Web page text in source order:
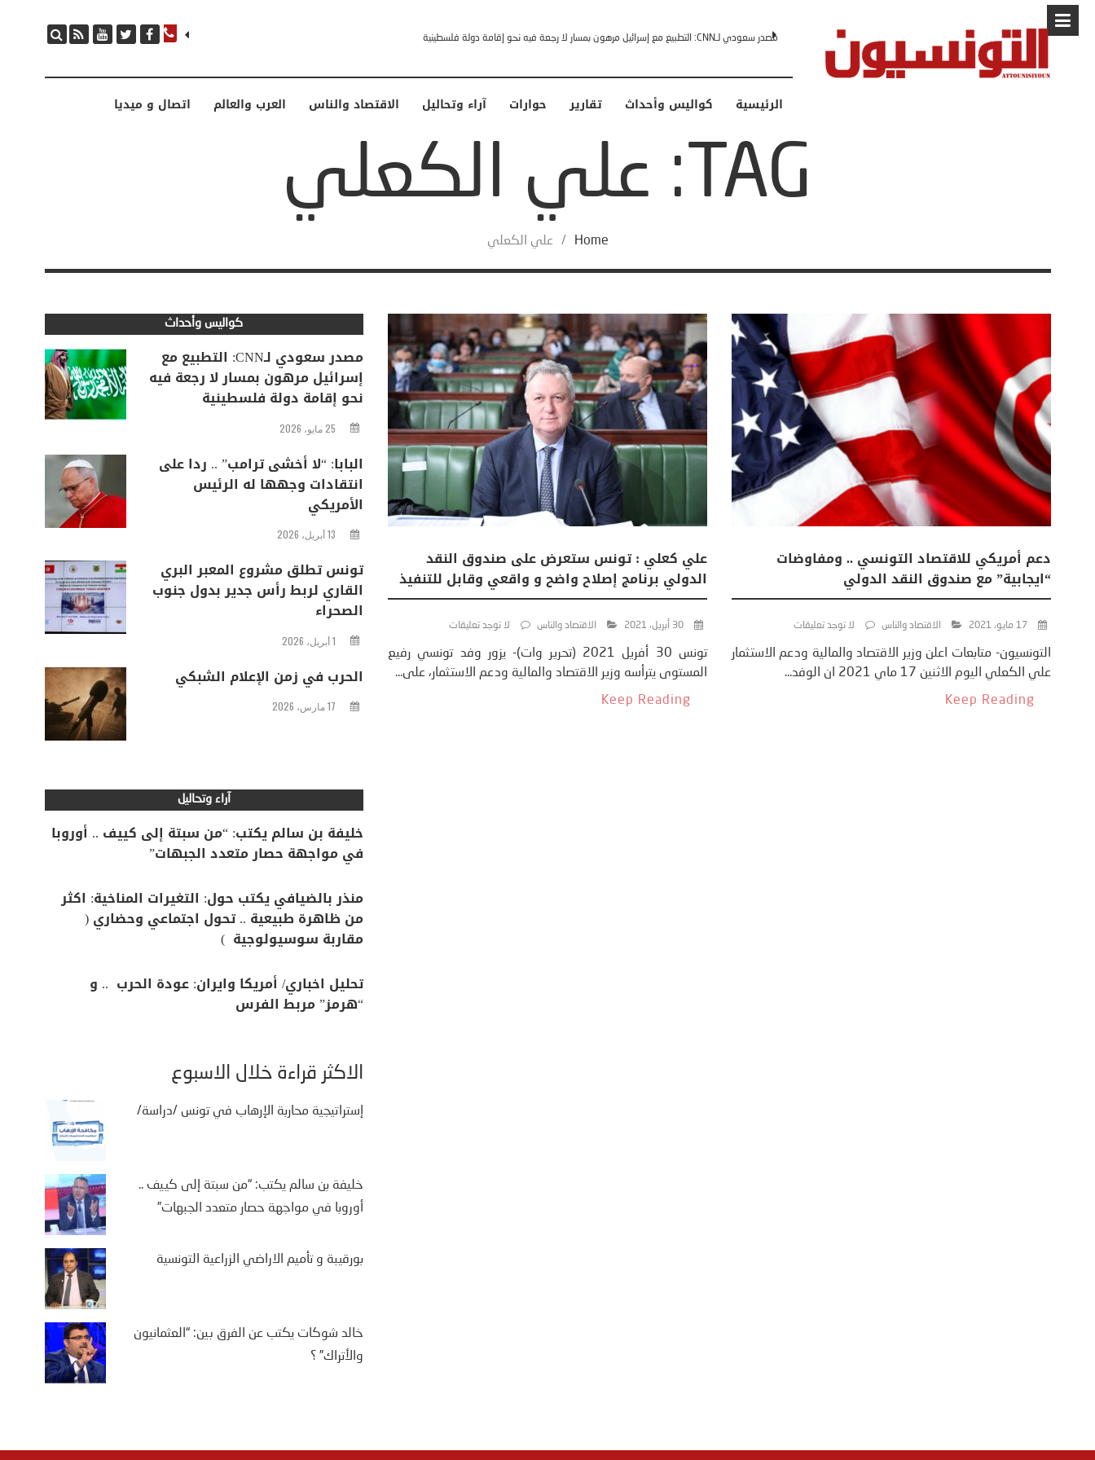
مصدر سعودي لـCNN: التطبيع مع إسرائيل مرهون بمسار لا رجعة فيه نحو إقامة دولة فلسطينية البابا: “لا أخشى ترامب” .. ردا على انتقادات وجهها له الرئيس الأمريكي
الرئيسية كواليس وأحداث تقارير حوارات آراء وتحاليل الاقتصاد والناس العرب والعالم اتصال و ميديا
TAG: علي الكعلي
Home
/ علي الكعلي
دعم أمريكي للاقتصاد التونسي .. ومفاوضات
“ايجابية” مع صندوق النقد الدولي
17 مايو، 2021 الاقتصاد والناس لا توجد تعليقات
التونسيون- متابعات اعلن وزير الاقتصاد والمالية ودعم الاستثمار
علي الكعلي اليوم الاثنين 17 ماي 2021 ان الوفد...
Keep Reading
علي كعلي : تونس ستعرض على صندوق النقد
الدولي برنامج إصلاح واضح و واقعي وقابل للتنفيذ
30 أبريل، 2021 الاقتصاد والناس لا توجد تعليقات
تونس 30 أفريل 2021 (تحرير وات)- يزور وفد تونسي رفيع
المستوى يترأسه وزير الاقتصاد والمالية ودعم الاستثمار، على...
Keep Reading
كواليس وأحداث
مصدر سعودي لـCNN: التطبيع مع
إسرائيل مرهون بمسار لا رجعة فيه
نحو إقامة دولة فلسطينية
25 مايو، 2026
البابا: “لا أخشى ترامب” .. ردا على
انتقادات وجهها له الرئيس
الأمريكي
13 أبريل، 2026
تونس تطلق مشروع المعبر البري
القاري لربط رأس جدير بدول جنوب
الصحراء
1 أبريل، 2026
الحرب في زمن الإعلام الشبكي
17 مارس، 2026
آراء وتحاليل
خليفة بن سالم يكتب: “من سبتة إلى كييف .. أوروبا
في مواجهة حصار متعدد الجبهات”
منذر بالضيافي يكتب حول: التغيرات المناخية: اكثر
من ظاهرة طبيعية .. تحول اجتماعي وحضاري (
مقاربة سوسيولوجية )
تحليل اخباري/ أمريكا وايران: عودة الحرب .. و
“هرمز” مربط الفرس
الأكثر قراءة خلال الأسبوع
إستراتيجية محاربة الإرهاب في تونس /دراسة/
خليفة بن سالم يكتب: “من سبتة إلى كييف ..
أوروبا في مواجهة حصار متعدد الجبهات”
بورقيبة و تأميم الاراضي الزراعية التونسية
خالد شوكات يكتب عن الفرق بين: “العثمانيون
والأتراك” ؟